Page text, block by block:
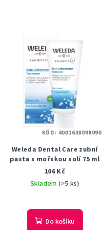
Weleda Dental Care zubní
pasta s mořskou solí 75 ml
106 Kč
Skladem(>5 ks)
Do košíku
KÓD: 4001638098090